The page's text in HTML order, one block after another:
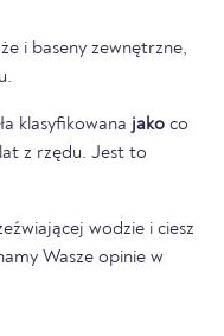
i baseny zewnętrzne,
klasyfikowana jako co
z rzędu. Jest to
wodzie i ciesz
Wasze opinie w